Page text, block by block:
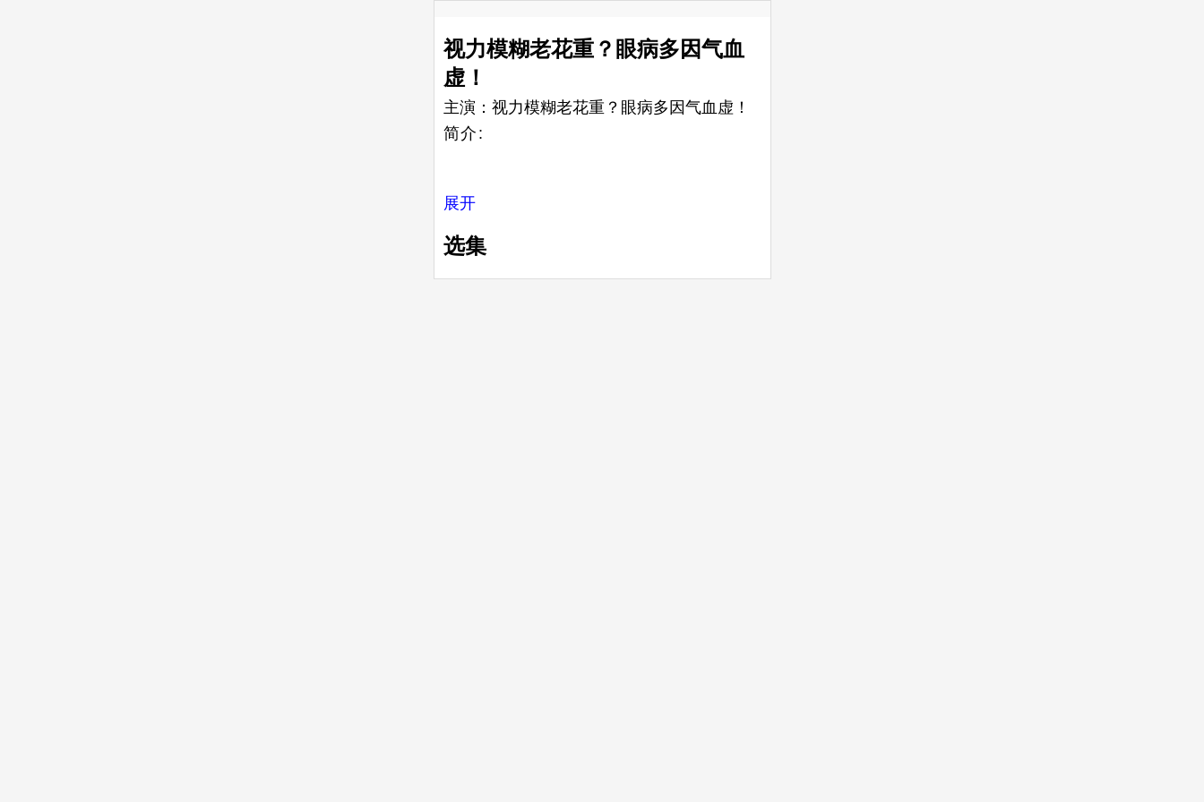
视力模糊老花重？眼病多因气血
虚！
主演： 视力模糊老花重？眼病多因气血虚！
简介:
展开
选集